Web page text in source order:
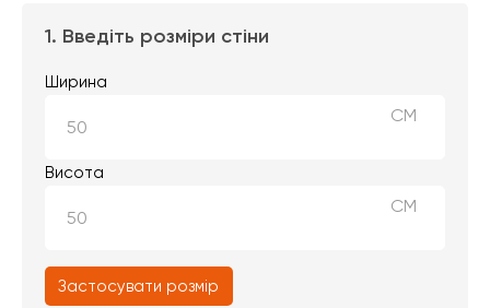
1. Введіть розміри стіни
Ширина
СМ
Висота
СМ
Застосувати розмір